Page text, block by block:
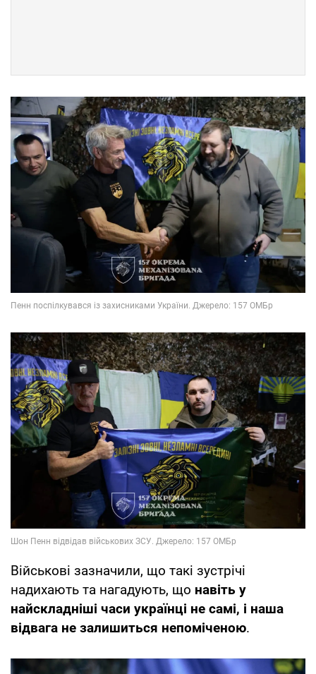
Військові зазначили, що такі зустрічі
надихають та нагадують, що навіть у
найскладніші часи українці не самі, і наша
відвага не залишиться непоміченою.